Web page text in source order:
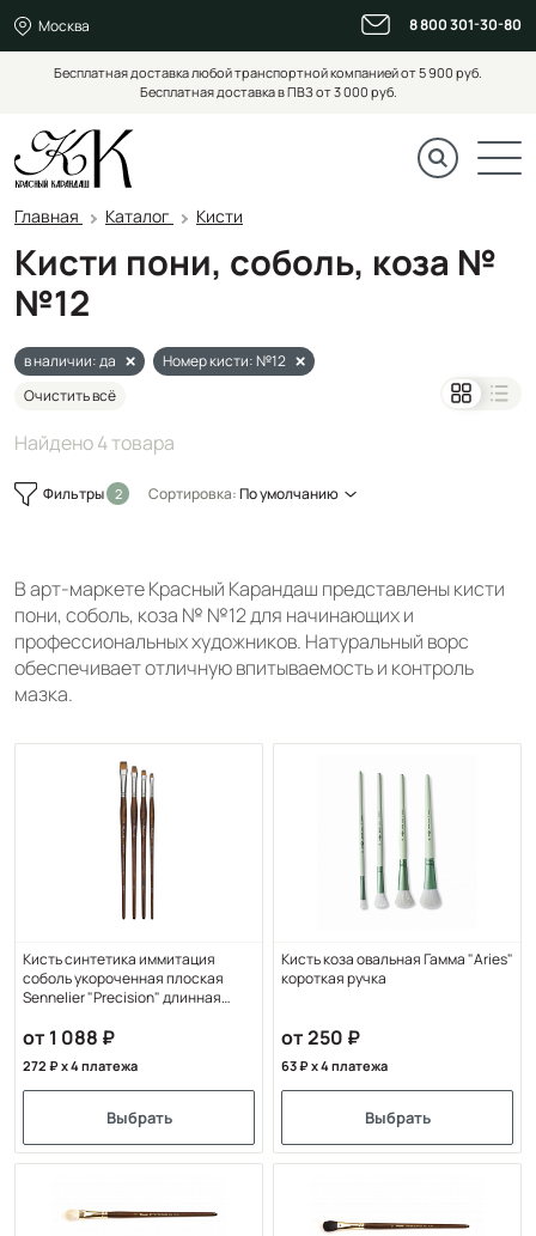
Москва 8 800 301-30-80
Бесплатная доставка любой транспортной компанией от 5 900 руб.
Бесплатная доставка в ПВЗ от 3 000 руб.
Главная Каталог Кисти
Кисти пони, соболь, коза №
№12
в наличии: да
Номер кисти: №12
Очистить всё
Найдено 4 товара
Фильтры Сортировка:По умолчанию
В арт-маркете Красный Карандаш представлены кисти
пони, соболь, коза № №12 для начинающих и
профессиональных художников. Натуральный ворс
обеспечивает отличную впитываемость и контроль
мазка.
Кисть синтетика иммитация
соболь укороченная плоская
Sennelier "Precision" длинная
от 1 088
272 x 4 платежа
Выбрать
Кисть коза овальная Гамма "Aries"
короткая ручка
от 250
63 x 4 платежа
Выбрать